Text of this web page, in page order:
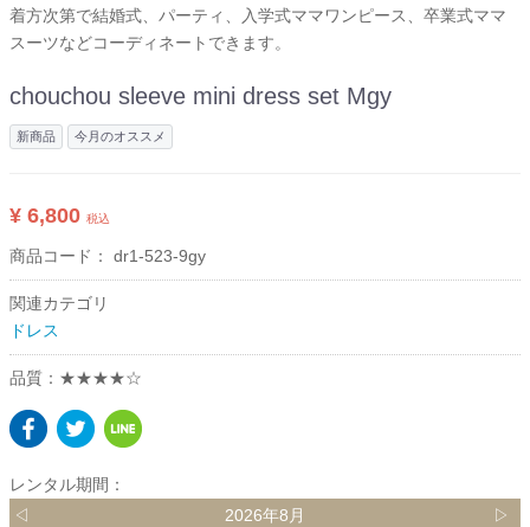
着方次第で結婚式、パーティ、入学式ママワンピース、卒業式ママ
スーツなどコーディネートできます。
chouchou sleeve mini dress set Mgy
新商品 今月のオススメ
¥ 6,800 税込
商品コード： dr1-523-9gy
関連カテゴリ
ドレス
品質：★★★★☆
レンタル期間：
◁
2026年8月
▷